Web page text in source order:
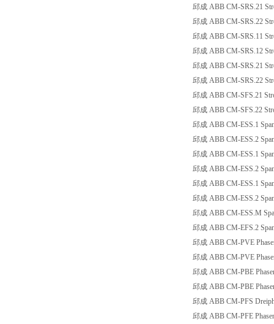
邱成 ABB CM-SRS.21
邱成 ABB CM-SRS.22
邱成 ABB CM-SRS.11
邱成 ABB CM-SRS.12
邱成 ABB CM-SRS.21
邱成 ABB CM-SRS.22
邱成 ABB CM-SFS.21
邱成 ABB CM-SFS.22
邱成 ABB CM-ESS.1
邱成 ABB CM-ESS.2
邱成 ABB CM-ESS.1
邱成 ABB CM-ESS.2
邱成 ABB CM-ESS.1
邱成 ABB CM-ESS.2
邱成 ABB CM-ESS.M
邱成 ABB CM-EFS.2
邱成 ABB CM-PVE
邱成 ABB CM-PVE
邱成 ABB CM-PBE
邱成 ABB CM-PBE
邱成 ABB CM-PFS
邱成 ABB CM-PFE